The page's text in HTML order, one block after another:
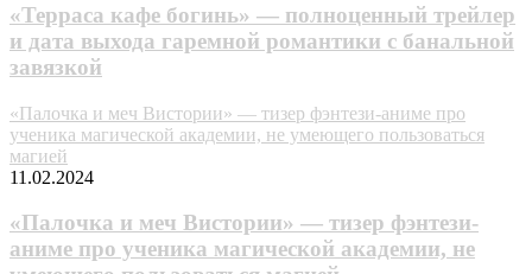
«Терраса кафе богинь» — полноценный трейлер
и дата выхода гаремной романтики с банальной
завязкой
«Палочка и меч Вистории» — тизер фэнтези-аниме про
ученика магической академии, не умеющего пользоваться
магией
11.02.2024
«Палочка и меч Вистории» — тизер фэнтези-
аниме про ученика магической академии, не